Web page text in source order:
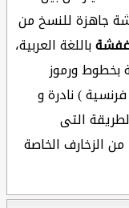
جاهزة للنسخ من
غفشةباللغة العربية،
بخطوط ورموز
) نادرة و
التى
الزخارف الخاصة